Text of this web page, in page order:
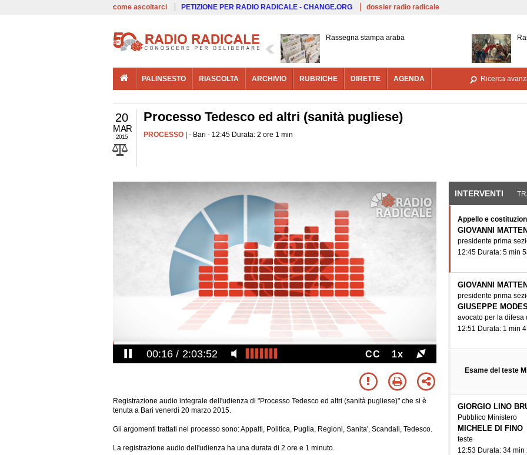
Salta al contenuto principale
come ascoltarci PETIZIONE PER RADIO RADICALE - CHANGE.ORG dossier radio radicale
Rassegna stampa araba
PALINSESTO RIASCOLTA ARCHIVIO RUBRICHE DIRETTE AGENDA Ricerca
20
MAR
2015
Processo Tedesco ed altri (sanità pugliese)
PROCESSO | - Bari - 12:45 Durata: 2 ore 1 min
00:16 2:03:52 CC 1x
Registrazione audio integrale dell'udienza di "Processo Tedesco ed altri (sanità pugliese)" che si è
tenuta a Bari venerdì 20 marzo 2015.
Gli argomenti trattati nel processo sono: Appalti, Politica, Puglia, Regioni, Sanita', Scandali, Tedesco.
La registrazione audio dell'udienza ha una durata di 2 ore e 1 minuto.
INTERVENTI
Appello e
GIOVANNI
presidente prima
12:45 Durata: 5 min
GIOVANNI
presidente prima
GIUSEPPE
avocato per la difesa
12:51 Durata: 1 min
Esame del teste
GIORGIO LINO
Pubblico Ministero
MICHELE DI FINO
teste
12:53 Durata: 34 min